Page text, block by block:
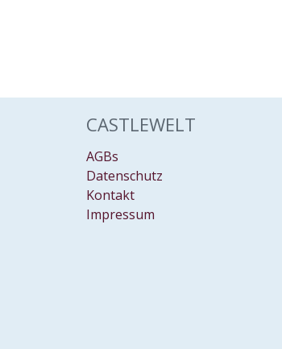
CASTLEWELT
AGBs
Datenschutz
Kontakt
Impressum